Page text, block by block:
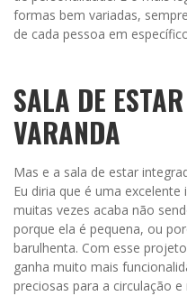
formas bem variadas,
de cada pessoa em
SALA DE
VARANDA
Mas e a sala de estar
Eu diria que é uma excelente
muitas vezes acaba não
porque ela é pequena, ou
barulhenta. Com esse
ganha muito mais
preciosas para a circulação